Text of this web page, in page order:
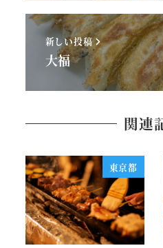
新しい投稿
大福
関連
東京都